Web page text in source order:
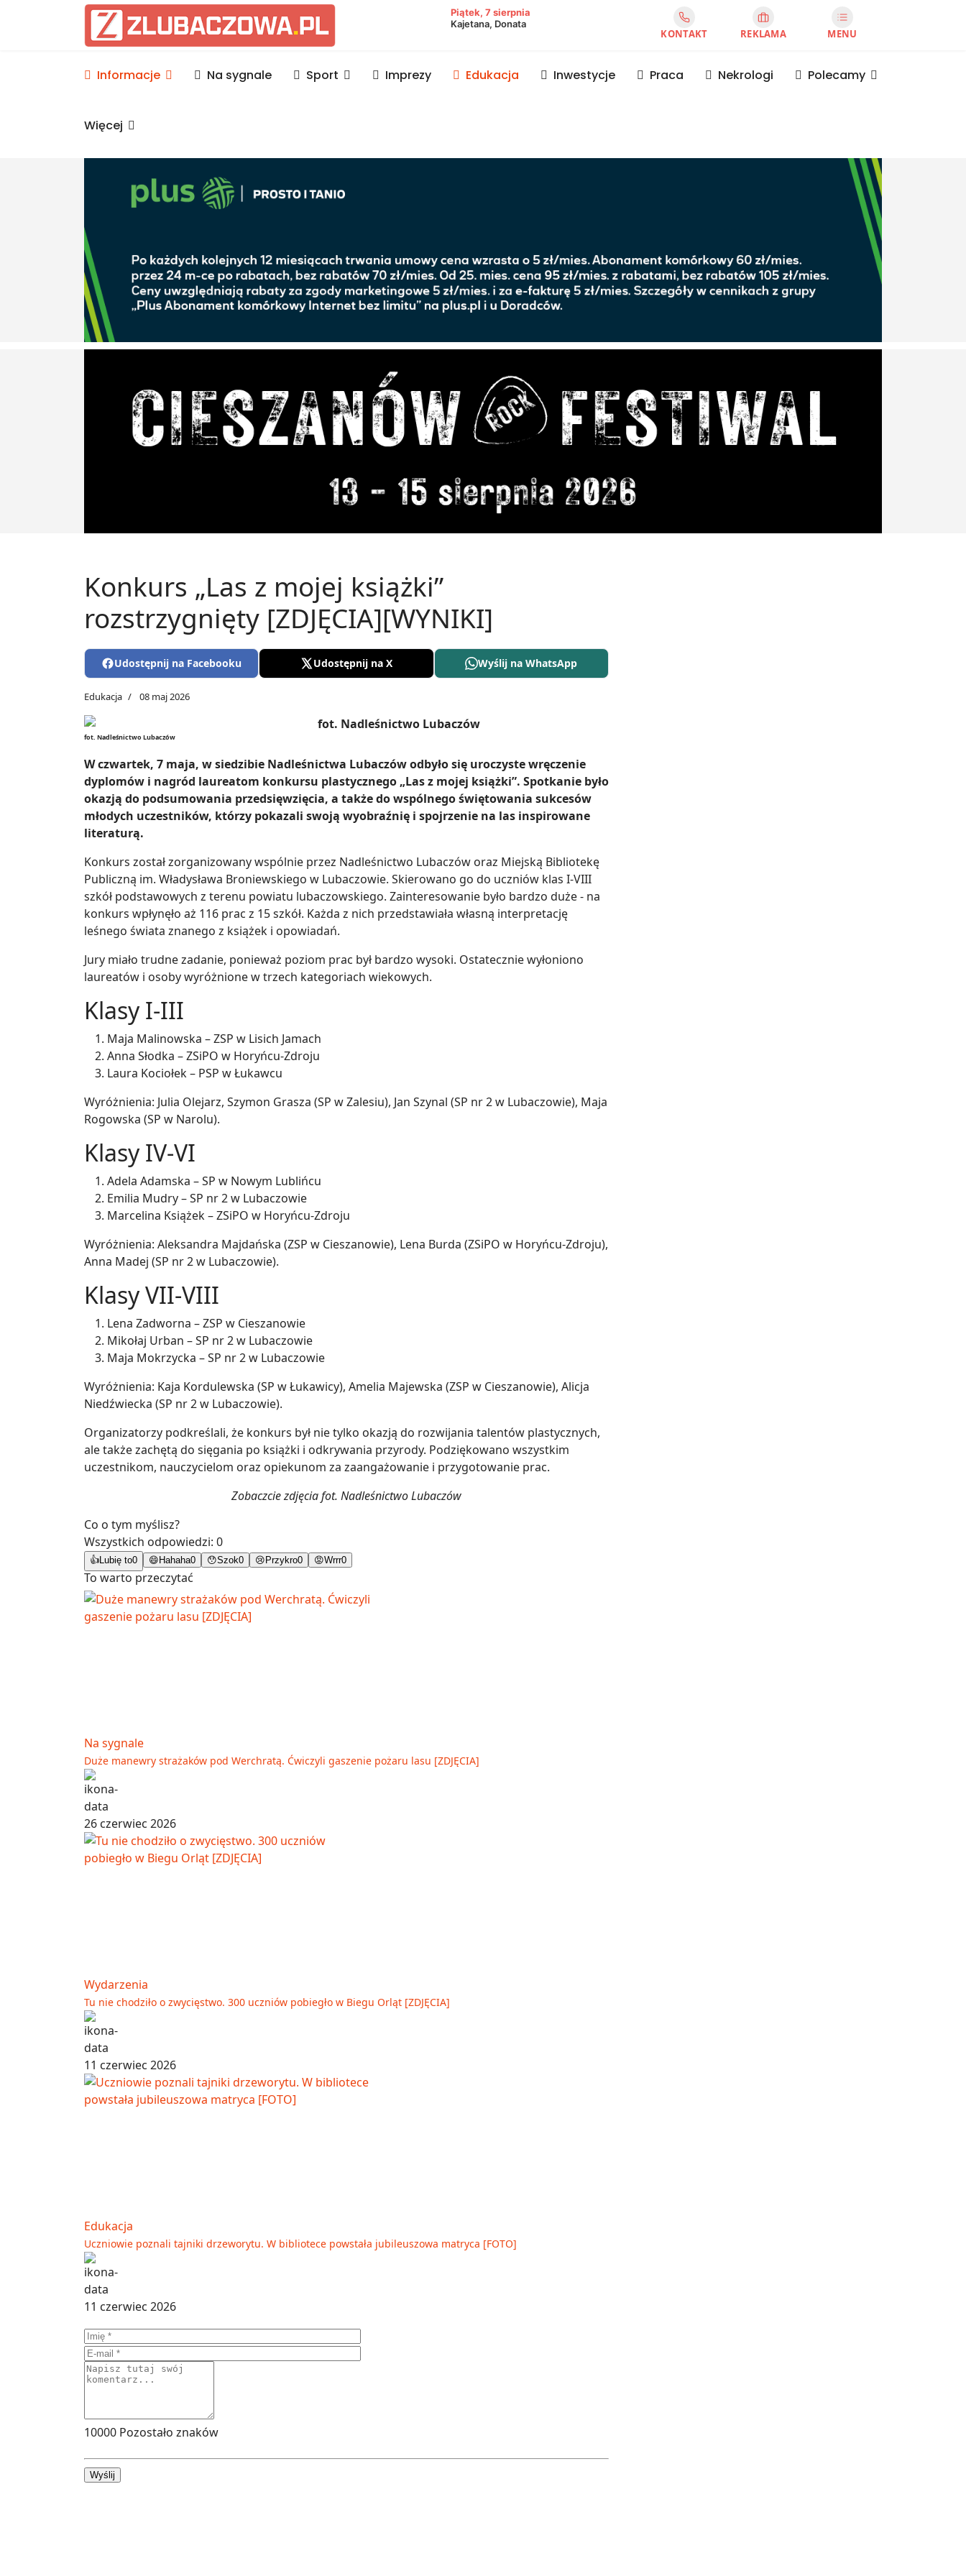
Informacje Lubaczów, powiat lubaczowski
Piątek, 7 sierpnia
Kajetana, Donata
KONTAKT REKLAMA MENU
Informacje Na sygnale Sport Imprezy Edukacja Inwestycje Praca Nekrologi Polecamy
Więcej
Konkurs „Las z mojej książki”
rozstrzygnięty [ZDJĘCIA][WYNIKI]
Udostępnij na Facebooku Udostępnij na X Wyślij na WhatsApp
Edukacja 08 maj 2026
fot. Nadleśnictwo Lubaczów
W czwartek, 7 maja, w siedzibie Nadleśnictwa Lubaczów odbyło się uroczyste wręczenie
dyplomów i nagród laureatom konkursu plastycznego „Las z mojej książki”. Spotkanie było
okazją do podsumowania przedsięwzięcia, a także do wspólnego świętowania sukcesów
młodych uczestników, którzy pokazali swoją wyobraźnię i spojrzenie na las inspirowane
literaturą.
Konkurs został zorganizowany wspólnie przez Nadleśnictwo Lubaczów oraz Miejską Bibliotekę
Publiczną im. Władysława Broniewskiego w Lubaczowie. Skierowano go do uczniów klas I-VIII
szkół podstawowych z terenu powiatu lubaczowskiego. Zainteresowanie było bardzo duże - na
konkurs wpłynęło aż 116 prac z 15 szkół. Każda z nich przedstawiała własną interpretację
leśnego świata znanego z książek i opowiadań.
Jury miało trudne zadanie, ponieważ poziom prac był bardzo wysoki. Ostatecznie wyłoniono
laureatów i osoby wyróżnione w trzech kategoriach wiekowych.
Klasy I-III
Maja Malinowska – ZSP w Lisich Jamach
Anna Słodka – ZSiPO w Horyńcu-Zdroju
Laura Kociołek – PSP w Łukawcu
Wyróżnienia: Julia Olejarz, Szymon Grasza (SP w Zalesiu), Jan Szynal (SP nr 2 w Lubaczowie), Maja
Rogowska (SP w Narolu).
Klasy IV-VI
Adela Adamska – SP w Nowym Lublińcu
Emilia Mudry – SP nr 2 w Lubaczowie
Marcelina Książek – ZSiPO w Horyńcu-Zdroju
Wyróżnienia: Aleksandra Majdańska (ZSP w Cieszanowie), Lena Burda (ZSiPO w Horyńcu-Zdroju),
Anna Madej (SP nr 2 w Lubaczowie).
Klasy VII-VIII
Lena Zadworna – ZSP w Cieszanowie
Mikołaj Urban – SP nr 2 w Lubaczowie
Maja Mokrzycka – SP nr 2 w Lubaczowie
Wyróżnienia: Kaja Kordulewska (SP w Łukawicy), Amelia Majewska (ZSP w Cieszanowie), Alicja
Niedźwiecka (SP nr 2 w Lubaczowie).
Organizatorzy podkreślali, że konkurs był nie tylko okazją do rozwijania talentów plastycznych,
ale także zachętą do sięgania po książki i odkrywania przyrody. Podziękowano wszystkim
uczestnikom, nauczycielom oraz opiekunom za zaangażowanie i przygotowanie prac.
Zobaczcie zdjęcia fot. Nadleśnictwo Lubaczów
Co o tym myślisz?
Wszystkich odpowiedzi: 0
👍Lubię to0 😄 Hahaha0 😯Szok0 😢 Przykro0 😡Wrrr0
To warto przeczytać
Na sygnale
Duże manewry strażaków pod Werchratą. Ćwiczyli gaszenie pożaru lasu [ZDJĘCIA]
26 czerwiec 2026
Wydarzenia
Tu nie chodziło o zwycięstwo. 300 uczniów pobiegło w Biegu Orląt [ZDJĘCIA]
11 czerwiec 2026
Edukacja
Uczniowie poznali tajniki drzeworytu. W bibliotece powstała jubileuszowa matryca [FOTO]
11 czerwiec 2026
10000 Pozostało znaków
Wyślij